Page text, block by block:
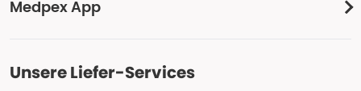
Medpex App
Unsere Liefer-Services